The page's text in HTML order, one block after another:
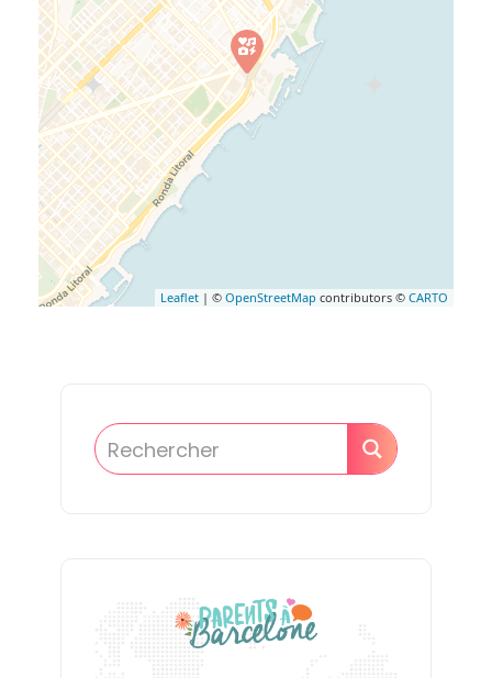
Leaflet | © OpenStreetMap contributors © CARTO